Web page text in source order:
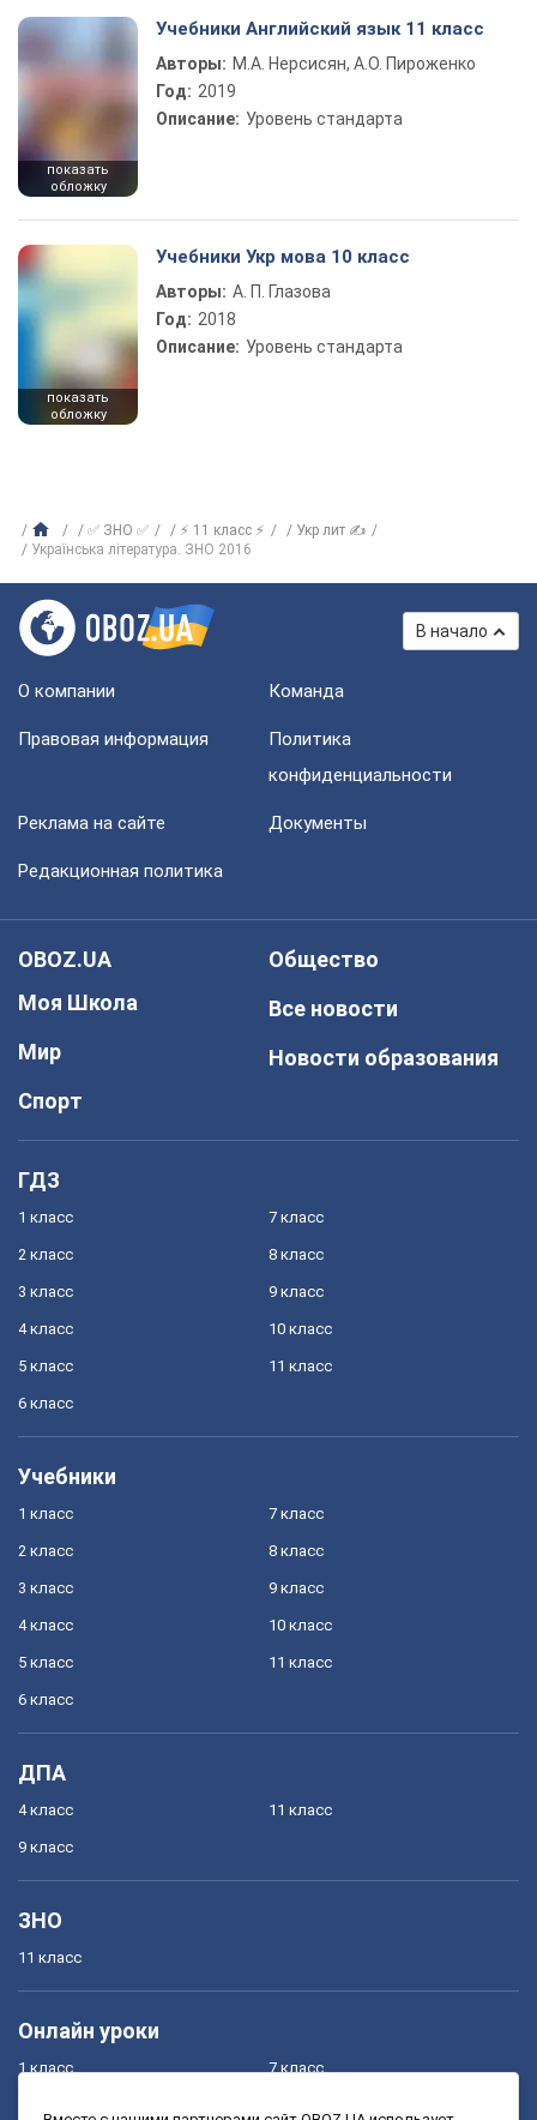
показать
обложку
Учебники Английский язык 11 класс
Авторы: М.А. Нерсисян, А.О. Пироженко
Год: 2019
Описание: Уровень стандарта
показать
обложку
Учебники Укр мова 10 класс
Авторы: А. П. Глазова
Год: 2018
Описание: Уровень стандарта
✅ ЗНО ✅ ⚡ 11 класс ⚡
Укр лит ✍
Українська література. ЗНО 2016
В начало
О компании Команда
Правовая информация
Политика
конфиденциальности
Реклама на сайте Документы
Редакционная политика
OBOZ.UA
Моя Школа
Мир
Спорт
Общество
Все новости
Новости образования
ГДЗ
1 класс
2 класс
3 класс
4 класс
5 класс
6 класс
7 класс
8 класс
9 класс
10 класс
11 класс
Учебники
1 класс
2 класс
3 класс
4 класс
5 класс
6 класс
7 класс
8 класс
9 класс
10 класс
11 класс
ДПА
4 класс
9 класс
11 класс
ЗНО
11 класс
Онлайн уроки
1 класс 7 класс